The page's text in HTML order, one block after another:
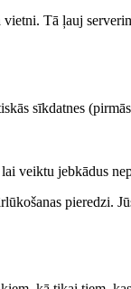
Tā ļauj
sīkdatnes
veiktu jebkādus
pieredzi.